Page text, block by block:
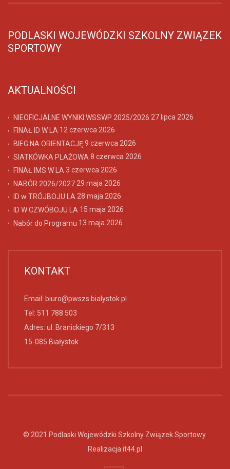
PODLASKI WOJEWÓDZKI SZKOLNY ZWIĄZEK
SPORTOWY
AKTUALNOŚCI
NIEOFICJALNE WYNIKI WSSWP 2025/2026 27 lipca 2026
FINAŁ ID W LA 12 czerwca 2026
BIEG NA ORIENTACJĘ9 czerwca 2026
SIATKÓWKA PLAŻOWA 8 czerwca 2026
FINAŁ IMS W LA 3 czerwca 2026
NABÓR 2026/2027 29 maja 2026
ID w TRÓJBOJU LA28 maja 2026
ID W CZWÓBOJU LA 15 maja 2026
Nabór do Programu 13 maja 2026
KONTAKT
Email: biuro@pwszs.bialystok.pl
Tel: 511 788 503
Adres: ul. Branickiego 7/313
15-085 Białystok
© 2021 Podlaski Wojewódzki Szkolny Związek Sportowy.
Realizacja it44.pl